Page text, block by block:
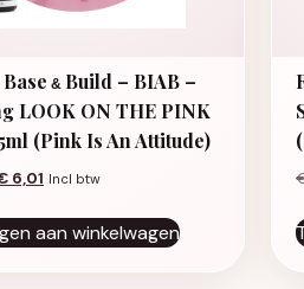
& Build – BIAB –
LOOK ON THE PINK
(Pink Is An Attitude)
prijs was: € 12,04.
6,01 Huidige prijs is: € 6,01.
Incl btw
aan winkelwagen